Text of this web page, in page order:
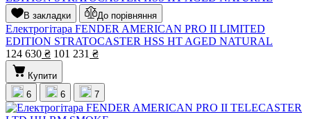
В закладки До порівняння
Електрогітара FENDER AMERICAN PRO II LIMITED
EDITION STRATOCASTER HSS HT AGED NATURAL
124 630 ₴ 101 231 ₴
Купити
6
6 7